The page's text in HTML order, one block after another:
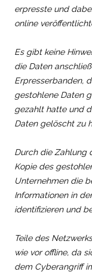
erpresste und
online
Es gibt keine
die Daten
Erpresserbanden,
gestohlene Daten
gezahlt hatte und
Daten gelöscht zu
Durch die Zahlung
Kopie des
Unternehmen die
Informationen in
identifizieren und
Teile des
wie vor offline, da
dem Cyberangriff